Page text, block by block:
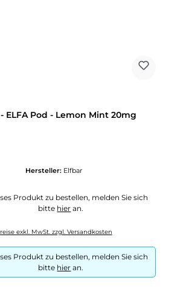
ELFA Pod - Lemon Mint 20mg
Hersteller: Elfbar
Produkt zu bestellen, melden Sie sich
bitte hier an.
exkl. MwSt. zzgl. Versandkosten
Produkt zu bestellen, melden Sie sich
bitte hier an.